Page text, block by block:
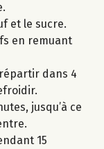
et le sucre.
en remuant
dans 4
jusqu’à ce
15